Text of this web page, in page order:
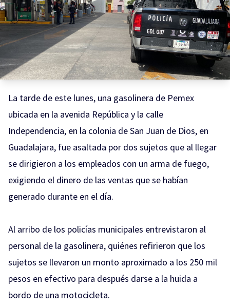
La tarde de este lunes, una gasolinera de Pemex
ubicada en la avenida República y la calle
Independencia, en la colonia de San Juan de Dios, en
Guadalajara, fue asaltada por dos sujetos que al llegar
se dirigieron a los empleados con un arma de fuego,
exigiendo el dinero de las ventas que se habían
generado durante en el día.
Al arribo de los policías municipales entrevistaron al
personal de la gasolinera, quiénes refirieron que los
sujetos se llevaron un monto aproximado a los 250 mil
pesos en efectivo para después darse a la huida a
bordo de una motocicleta.